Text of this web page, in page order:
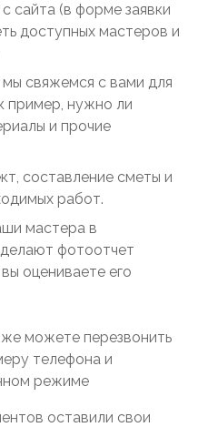
сайта (в форме заявки
доступных мастеров и
мы свяжемся с вами для
пример, нужно ли
и прочие
составление сметы и
работ.
мастера в
фотоотчет
оцениваете его
можете перезвонить
телефона и
режиме
оставили свои